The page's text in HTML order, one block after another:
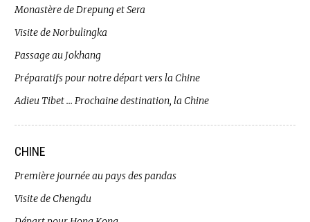
Monastère de Drepung et Sera
Visite de Norbulingka
Passage au Jokhang
Préparatifs pour notre départ vers la Chine
Adieu Tibet … Prochaine destination, la Chine
CHINE
Première journée au pays des pandas
Visite de Chengdu